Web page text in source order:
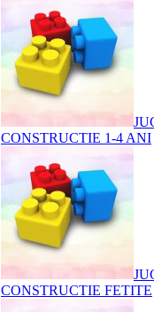
CONSTRUCTIE 1-4 ANI
CONSTRUCTIE FETITE